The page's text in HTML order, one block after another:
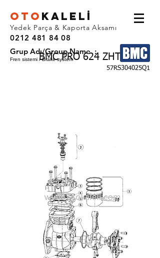
OTO KALEL İ
Yedek Parça & Kaporta Aksamı
0212 481 84 08
BMC PRO 624 ZHT
Grup Adı/Group Name :
Fren sistemi / Brake system
57RS304025Q1